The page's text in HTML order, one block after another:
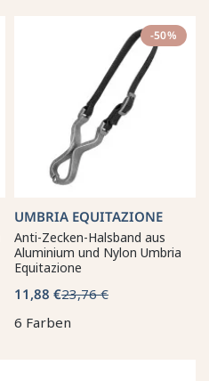
-50%
UMBRIA EQUITAZIONE
Anti-Zecken-Halsband aus
Aluminium und Nylon Umbria
Equitazione
11,88 €23,76 €
6 Farben